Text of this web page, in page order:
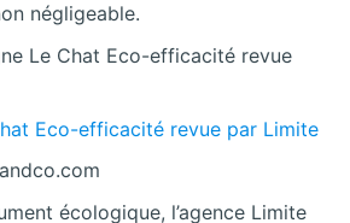
négligeable.
Le Chat Eco-efficacité revue
écologique, l’agence Limite